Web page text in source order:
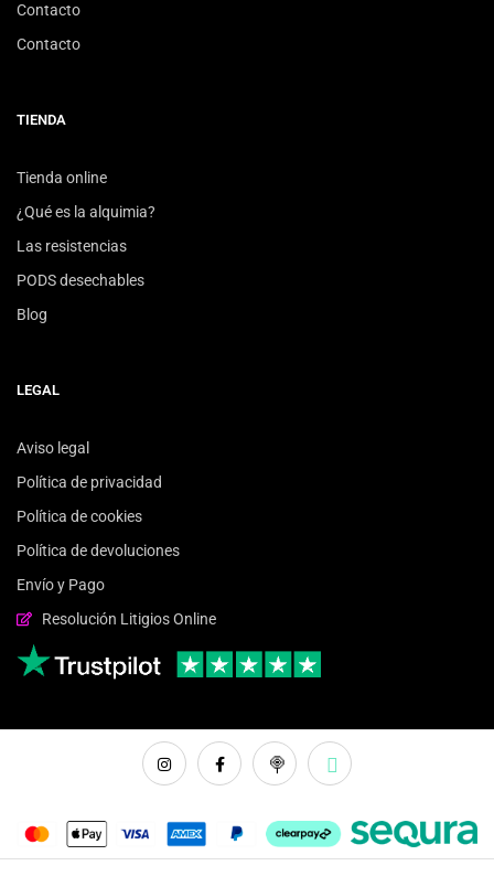
Contacto
Contacto
TIENDA
Tienda online
¿Qué es la alquimia?
Las resistencias
PODS desechables
Blog
LEGAL
Aviso legal
Política de privacidad
Política de cookies
Política de devoluciones
Envío y Pago
Resolución Litigios Online